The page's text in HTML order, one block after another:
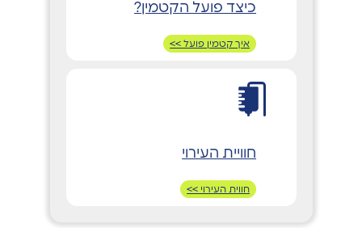
כיצד פועל הקטמין?
איך קטמין פועל >>
חוויית העירוי
חווית העירוי >>